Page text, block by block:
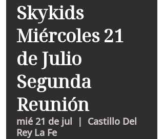
Skykids
Miércoles 21
de Julio
Segunda
Reunión
mié 21 de jul
  |
Castillo Del
Rey La Fe